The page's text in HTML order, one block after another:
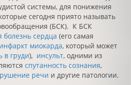
системы, для понижения
сегодня приято называть
(БСК). К БСК
сердца (его самая
инфаркт миокарда, который может
в груди), инсульт, одними из
спутанность сознания,
речи и другие патологии.